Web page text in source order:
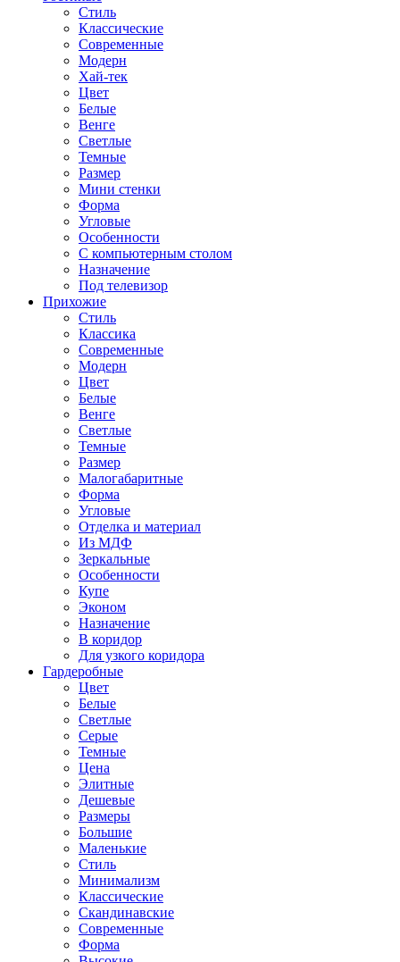
Стиль
Классические
Современные
Модерн
Хай-тек
Цвет
Белые
Венге
Светлые
Темные
Размер
Мини стенки
Форма
Угловые
Особенности
С компьютерным столом
Назначение
Под телевизор
Прихожие
Стиль
Классика
Современные
Модерн
Цвет
Белые
Венге
Светлые
Темные
Размер
Малогабаритные
Форма
Угловые
Отделка и материал
Из МДФ
Зеркальные
Особенности
Купе
Эконом
Назначение
В коридор
Для узкого коридора
Гардеробные
Цвет
Белые
Светлые
Серые
Темные
Цена
Элитные
Дешевые
Размеры
Большие
Маленькие
Стиль
Минимализм
Классические
Скандинавские
Современные
Форма